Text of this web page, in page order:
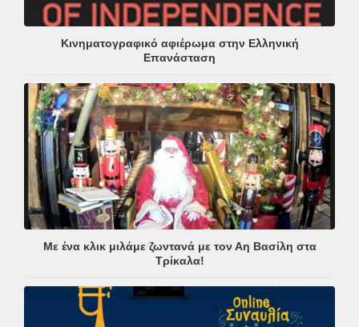
Κινηματογραφικό αφιέρωμα στην Ελληνική
Επανάσταση
Με ένα κλικ μιλάμε ζωντανά με τον Αη Βασίλη στα
Τρίκαλα!